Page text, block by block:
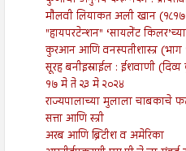
मौलवी लियाकत अली खान
"हायपरटेन्शन" ‘सायलेंट
कुरआन आणि वनस्पतीशास्त्र
सूरह बनीइस्राईल : ईशवाणी
१७ मे ते २३ मे २०२४
राज्यपालाच्या मुलाला चाबकाचे
सत्ता आणि स्त्री
अरब आणि ब्रिटीश व अमेरिका